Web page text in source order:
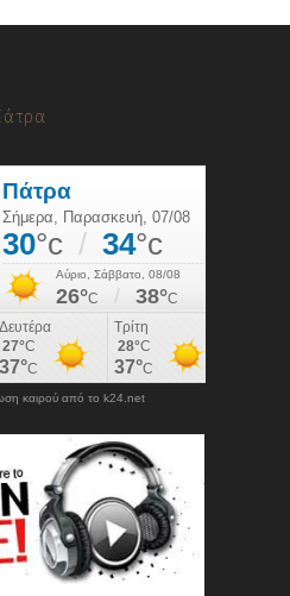
καιρού από το k24.net